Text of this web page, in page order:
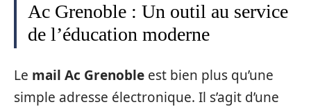
Ac Grenoble : Un outil au service
de l’éducation moderne
Le mail Ac Grenoble est bien plus qu’une
simple adresse électronique. Il s’agit d’une